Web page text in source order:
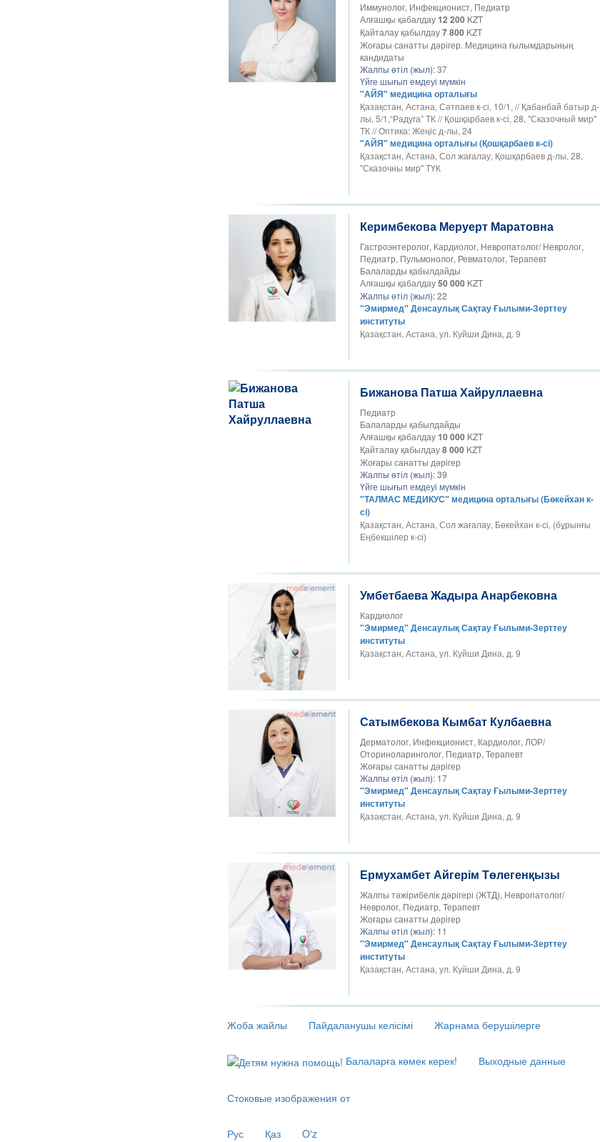
Иммунолог, Инфекционист, Педиатр
Алғашқы қабалдау12 200KZT
Қайталау қабылдау7 800KZT
Жоғары санатты дәрігер. Медицина ғылымдарының
кандидаты
Жалпы өтіл (жыл):37
Үйге шығып емдеуі мүмкін
"АЙЯ" медицина орталығы
Қазақстан, Астана, Сәтпаев к-сі, 10/1, // Қабанбай батыр д-
лы, 5/1,“Радуга” ТК // Қошқарбаев к-сі, 28, "Сказочный мир"
ТК // Оптика: Жеңіс д-лы, 24
"АЙЯ" медицина орталығы (Қошқарбаев к-сі)
Қазақстан, Астана, Сол жағалау, Қошқарбаев д-лы, 28,
"Сказочны мир" ТҮК
Керимбекова Меруерт Маратовна
Гастроэнтеролог, Кардиолог, Невропатолог/ Невролог,
Педиатр, Пульмонолог, Ревматолог, Терапевт
Балаларды қабылдайды
Алғашқы қабалдау50 000KZT
Жалпы өтіл (жыл):22
"Эмирмед" Денсаулық Сақтау Ғылыми-Зерттеу
институты
Қазақстан, Астана, ул. Куйши Дина, д. 9
Бижанова Патша Хайруллаевна
Педиатр
Балаларды қабылдайды
Алғашқы қабалдау10 000KZT
Қайталау қабылдау8 000KZT
Жоғары санатты дәрігер
Жалпы өтіл (жыл):39
Үйге шығып емдеуі мүмкін
"ТАЛМАС МЕДИКУС" медицина орталығы (Бөкейхан к-
сі)
Қазақстан, Астана, Сол жағалау, Бөкейхан к-сі, (бұрынғы
Еңбекшілер к-сі)
Умбетбаева Жадыра Анарбековна
Кардиолог
"Эмирмед" Денсаулық Сақтау Ғылыми-Зерттеу
институты
Қазақстан, Астана, ул. Куйши Дина, д. 9
Сатымбекова Кымбат Кулбаевна
Дерматолог, Инфекционист, Кардиолог, ЛОР/
Оториноларинголог, Педиатр, Терапевт
Жоғары санатты дәрігер
Жалпы өтіл (жыл):17
"Эмирмед" Денсаулық Сақтау Ғылыми-Зерттеу
институты
Қазақстан, Астана, ул. Куйши Дина, д. 9
Ермухамбет Айгерім Төлегенқызы
Жалпы тәжірибелік дәрігері (ЖТД), Невропатолог/
Невролог, Педиатр, Терапевт
Жоғары санатты дәрігер
Жалпы өтіл (жыл):11
"Эмирмед" Денсаулық Сақтау Ғылыми-Зерттеу
институты
Қазақстан, Астана, ул. Куйши Дина, д. 9
Жоба жайлы Пайдаланушы келісімі Жарнама берушілерге
Балаларға көмек керек! Выходные данные
Стоковые изображения от
Рус Қаз O'z